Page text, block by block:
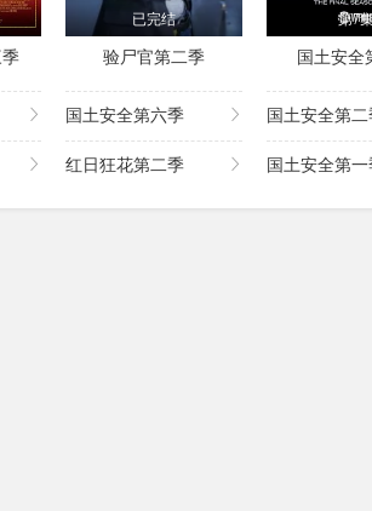
已完结
验尸官第二季
第7
国土安全
国土安全第六季 国土安全第二
红日狂花第二季 国土安全第一